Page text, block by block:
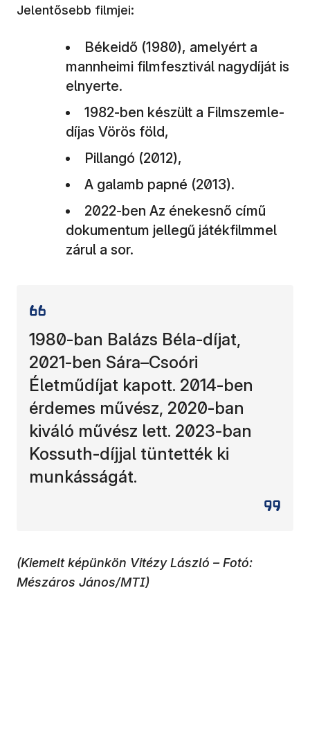
Jelentősebb filmjei:
Békeidő (1980), amelyért a
mannheimi filmfesztivál nagydíját is
elnyerte.
1982-ben készült a Filmszemle-
díjas Vörös föld,
Pillangó (2012),
A galamb papné (2013).
2022-ben Az énekesnő című
dokumentum jellegű játékfilmmel
zárul a sor.
1980-ban Balázs Béla-díjat,
2021-ben Sára–Csoóri
Életműdíjat kapott. 2014-ben
érdemes művész, 2020-ban
kiváló művész lett. 2023-ban
Kossuth-díjjal tüntették ki
munkásságát.
(Kiemelt képünkön Vitézy László – Fotó:
Mészáros János/MTI)